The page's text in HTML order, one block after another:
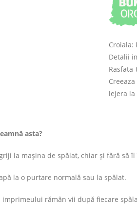
Croiala:
Detalii
lejera
asta?
la mașina de spălat, chiar și fără să
la o purtare normală sau la spălat.
imprimeului rămân vii după fiecare